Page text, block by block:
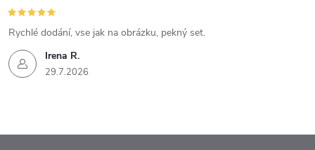
Irena R.
29.7.2026
Rychlé dodání, vse jak na obrázku, pekný set.